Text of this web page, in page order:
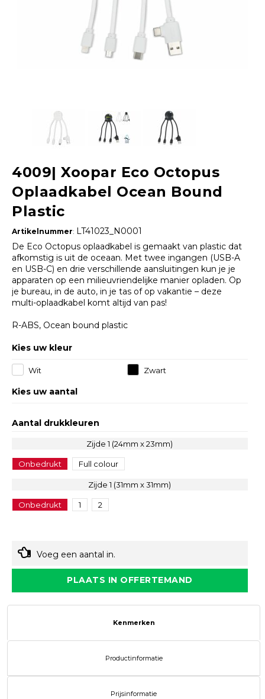
4009| Xoopar Eco Octopus
Oplaadkabel Ocean Bound
Plastic
Artikelnummer: LT41023_N0001
De Eco Octopus oplaadkabel is gemaakt van plastic dat
afkomstig is uit de oceaan. Met twee ingangen (USB-A
en USB-C) en drie verschillende aansluitingen kun je je
apparaten op een milieuvriendelijke manier opladen. Op
je bureau, in de auto, in je tas of op vakantie – deze
multi-oplaadkabel komt altijd van pas!
R-ABS, Ocean bound plastic
Kies uw kleur
Wit Zwart
Kies uw aantal
Aantal drukkleuren
Zijde 1 (24mm x 23mm)
Onbedrukt Full colour
Zijde 1 (31mm x 31mm)
Onbedrukt 1 2
Voeg een aantal in.
PLAATS IN OFFERTEMAND
Kenmerken
Productinformatie
Prijsinformatie